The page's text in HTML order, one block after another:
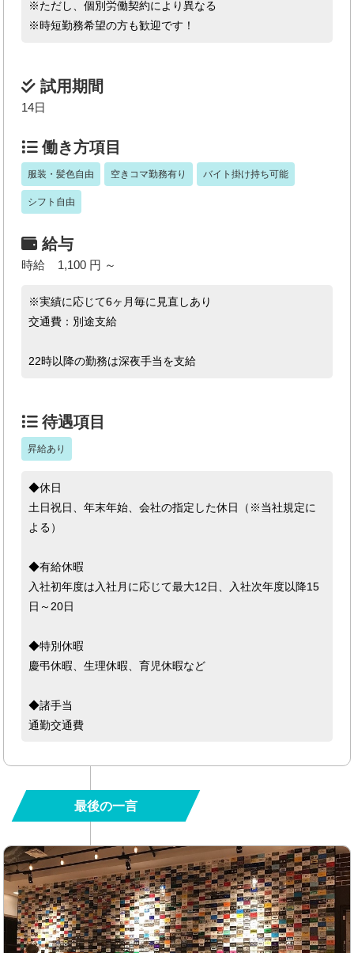
※ただし、個別労働契約により異なる
※時短勤務希望の方も歓迎です！
試用期間
14日
働き方項目
服装・髪色自由 空きコマ勤務有り バイト掛け持ち可能
シフト自由
給与
時給 1,100 円 ～
※実績に応じて6ヶ月毎に見直しあり
交通費：別途支給
22時以降の勤務は深夜手当を支給
待遇項目
昇給あり
◆休日
土日祝日、年末年始、会社の指定した休日（※当社規定に
よる）
◆有給休暇
入社初年度は入社月に応じて最大12日、入社次年度以降15
日～20日
◆特別休暇
慶弔休暇、生理休暇、育児休暇など
◆諸手当
通勤交通費
最後の一言